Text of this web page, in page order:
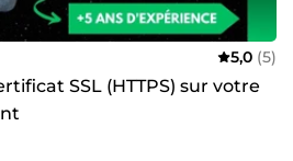
5,0 (5)
SSL (HTTPS) sur votre